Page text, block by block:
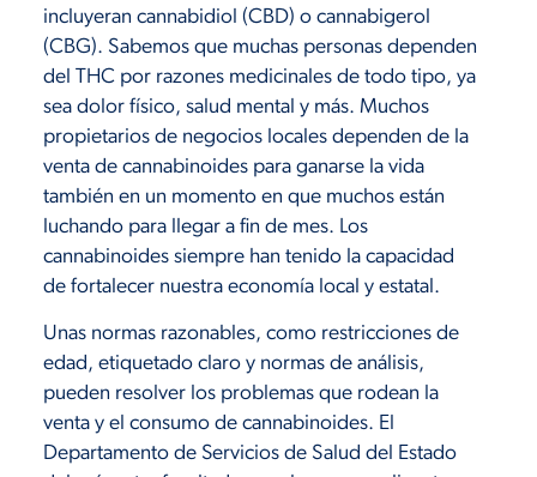
incluyeran cannabidiol (CBD) o cannabigerol
(CBG). Sabemos que muchas personas dependen
del THC por razones medicinales de todo tipo, ya
sea dolor físico, salud mental y más. Muchos
propietarios de negocios locales dependen de la
venta de cannabinoides para ganarse la vida
también en un momento en que muchos están
luchando para llegar a fin de mes. Los
cannabinoides siempre han tenido la capacidad
de fortalecer nuestra economía local y estatal.
Unas normas razonables, como restricciones de
edad, etiquetado claro y normas de análisis,
pueden resolver los problemas que rodean la
venta y el consumo de cannabinoides. El
Departamento de Servicios de Salud del Estado